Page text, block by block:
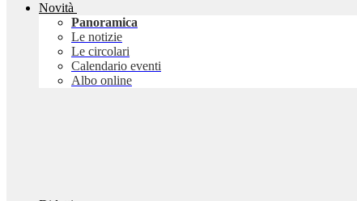
Novità
Panoramica
Le notizie
Le circolari
Calendario eventi
Albo online